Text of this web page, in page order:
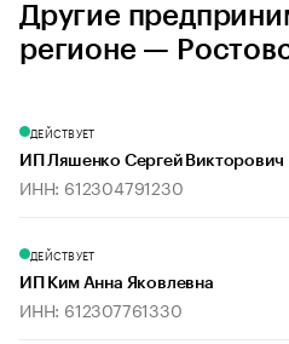
Другие
регионе —
ДЕЙСТВУЕТ
ИП Ляшенко Сергей Викторович
ИНН: 612304791230
ДЕЙСТВУЕТ
ИП Ким Анна Яковлевна
ИНН: 612307761330